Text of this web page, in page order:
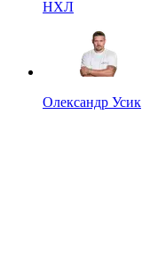
НХЛ
Олександр Усик